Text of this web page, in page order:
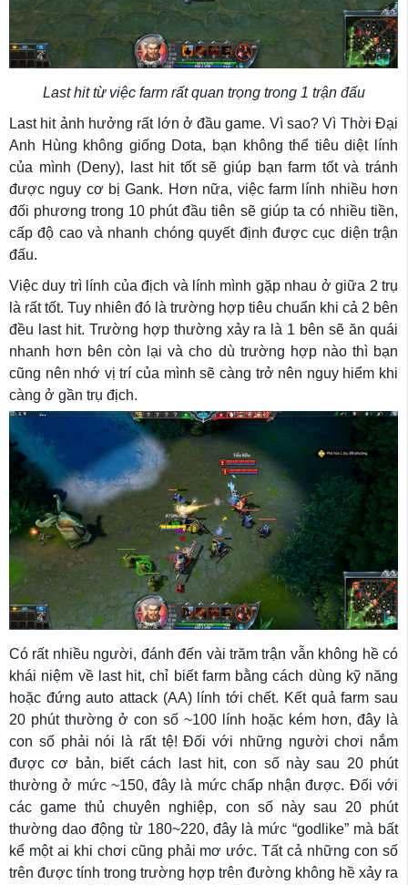
Last hit từ việc farm rất quan trọng trong 1 trận đấu
Last hit ảnh hưởng rất lớn ở đầu game. Vì sao? Vì Thời Đại
Anh Hùng không giống Dota, bạn không thể tiêu diệt lính
của mình (Deny), last hit tốt sẽ giúp bạn farm tốt và tránh
được nguy cơ bị Gank. Hơn nữa, việc farm lính nhiều hơn
đối phương trong 10 phút đầu tiên sẽ giúp ta có nhiều tiền,
cấp độ cao và nhanh chóng quyết định được cục diện trận
đấu.
Việc duy trì lính của địch và lính mình gặp nhau ở giữa 2 trụ
là rất tốt. Tuy nhiên đó là trường hợp tiêu chuẩn khi cả 2 bên
đều last hit. Trường hợp thường xảy ra là 1 bên sẽ ăn quái
nhanh hơn bên còn lại và cho dù trường hợp nào thì bạn
cũng nên nhớ vị trí của mình sẽ càng trở nên nguy hiểm khi
càng ở gần trụ địch.
Có rất nhiều người, đánh đến vài trăm trận vẫn không hề có
khái niệm về last hit, chỉ biết farm bằng cách dùng kỹ năng
hoặc đứng auto attack (AA) lính tới chết. Kết quả farm sau
20 phút thường ở con số ~100 lính hoặc kém hơn, đây là
con số phải nói là rất tệ! Đối với những người chơi nắm
được cơ bản, biết cách last hit, con số này sau 20 phút
thường ở mức ~150, đây là mức chấp nhận được. Đối với
các game thủ chuyên nghiệp, con số này sau 20 phút
thường dao động từ 180~220, đây là mức “godlike” mà bất
kể một ai khi chơi cũng phải mơ ước. Tất cả những con số
trên được tính trong trường hợp trên đường không hề xảy ra